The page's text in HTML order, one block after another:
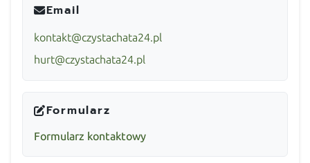
Email
kontakt@czystachata24.pl
hurt@czystachata24.pl
Formularz
Formularz kontaktowy